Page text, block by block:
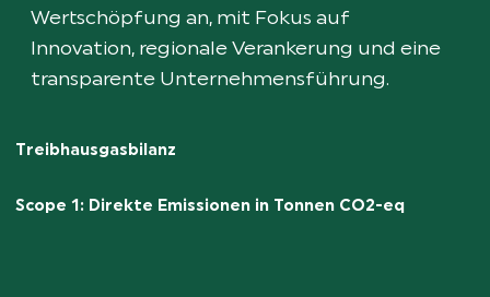
Wertschöpfung an, mit Fokus auf
Innovation, regionale Verankerung und eine
transparente Unternehmensführung.
Treibhausgasbilanz
Scope 1: Direkte Emissionen in Tonnen CO2-eq